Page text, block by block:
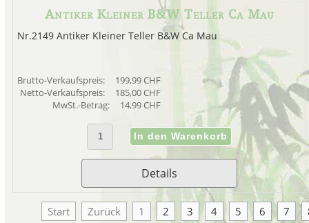
Antiker Kleiner B&W Teller Ca Mau
Nr.2149 Antiker Kleiner Teller B&W Ca Mau
Brutto-Verkaufspreis:
199,99 CHF
Netto-Verkaufspreis:
185,00 CHF
MwSt.-Betrag:
14,99 CHF
Details
Start Zurück 1 2 3 4 5 6 7